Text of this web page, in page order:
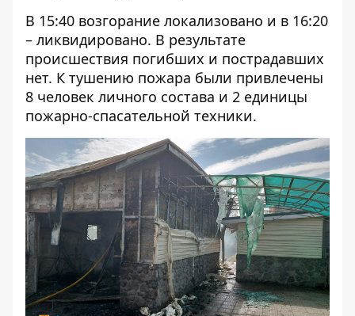
В 15:40 возгорание локализовано и в 16:20
– ликвидировано. В результате
происшествия погибших и пострадавших
нет. К тушению пожара были привлечены
8 человек личного состава и 2 единицы
пожарно-спасательной техники.